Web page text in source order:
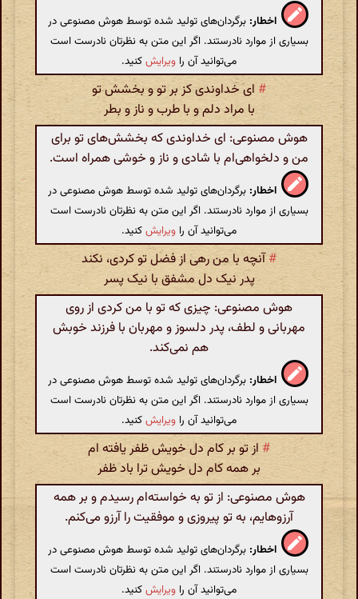
اخطار: برگردان‌های تولید شده توسط هوش مصنوعی در
بسیاری از موارد نادرستند. اگر این متن به نظرتان نادرست است
می‌توانید آن را ویرایشکنید.
# ای خداوندی کز بر تو و بخشش تو
با مراد دلم و با طرب و ناز و بطر
هوش مصنوعی: ای خداوندی که بخشش‌های تو برای
من و دلخواهی‌ام با شادی و ناز و خوشی همراه است.
اخطار: برگردان‌های تولید شده توسط هوش مصنوعی در
بسیاری از موارد نادرستند. اگر این متن به نظرتان نادرست است
می‌توانید آن را ویرایشکنید.
#آنچه با من رهی از فضل تو کردی، نکند
پدر نیک دل مشفق با نیک پسر
هوش مصنوعی: چیزی که تو با من کردی از روی
مهربانی و لطف، پدر دلسوز و مهربان با فرزند خوبش
هم نمی‌کند.
اخطار: برگردان‌های تولید شده توسط هوش مصنوعی در
بسیاری از موارد نادرستند. اگر این متن به نظرتان نادرست است
می‌توانید آن را ویرایشکنید.
# از تو بر کام دل خویش ظفر یافته ام
بر همه کام دل خویش ترا باد ظفر
هوش مصنوعی: از تو به خواسته‌ام رسیدم و بر همه
آرزوهایم، به تو پیروزی و موفقیت را آرزو می‌کنم.
اخطار: برگردان‌های تولید شده توسط هوش مصنوعی در
بسیاری از موارد نادرستند. اگر این متن به نظرتان نادرست است
می‌توانید آن را ویرایشکنید.